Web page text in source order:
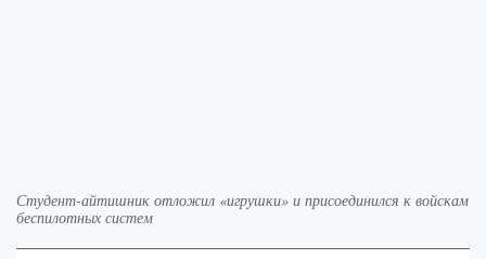
Студент-айтишник отложил «игрушки» и присоединился к войскам
беспилотных систем